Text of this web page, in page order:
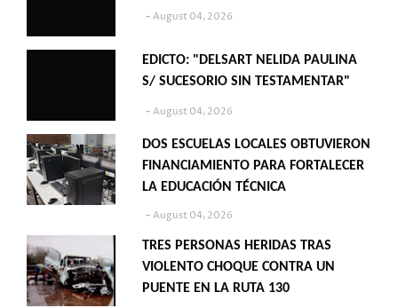
August 04, 2026
EDICTO: "DELSART NELIDA PAULINA
S/ SUCESORIO SIN TESTAMENTAR"
August 04, 2026
DOS ESCUELAS LOCALES OBTUVIERON
FINANCIAMIENTO PARA FORTALECER
LA EDUCACIÓN TÉCNICA
August 04, 2026
TRES PERSONAS HERIDAS TRAS
VIOLENTO CHOQUE CONTRA UN
PUENTE EN LA RUTA 130